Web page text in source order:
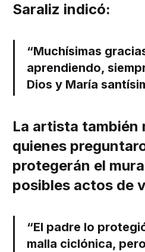
Saraliz indicó:
“Muchísimas
aprendiendo,
Dios y María
La artista también
quienes
protegerán el
posibles actos de
“El padre lo
malla ciclónica,